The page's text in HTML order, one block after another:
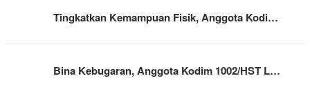
Tingkatkan Kemampuan Fisik, Anggota Kodi…
Bina Kebugaran, Anggota Kodim 1002/HST L…